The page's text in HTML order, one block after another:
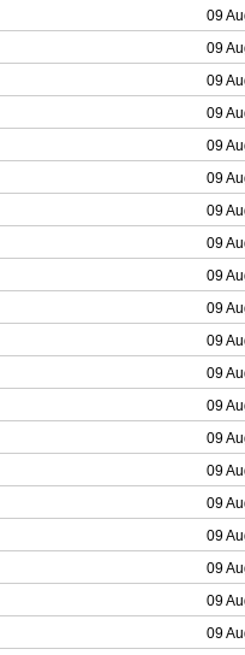
09
09
09
09
09
09
09
09
09
09
09
09
09
09
09
09
09
09
09
09